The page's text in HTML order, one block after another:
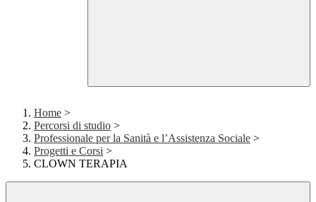
Home >
Percorsi di studio >
Professionale per la Sanità e l’Assistenza Sociale >
Progetti e Corsi >
CLOWN TERAPIA